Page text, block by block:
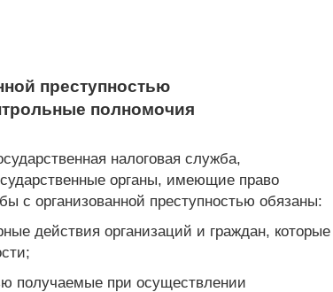
преступностью
полномочия
налоговая служба,
органы, имеющие право
с организованной преступностью обязаны:
действия организаций и граждан, которые
получаемые при осуществлении